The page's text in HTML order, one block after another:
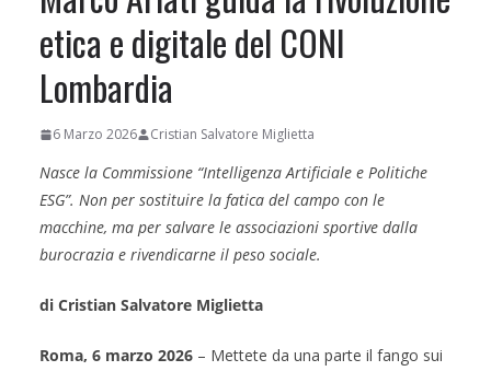
etica e digitale del CONI
Lombardia
6 Marzo 2026 Cristian Salvatore Miglietta
Nasce la Commissione “Intelligenza Artificiale e Politiche
ESG”. Non per sostituire la fatica del campo con le
macchine, ma per salvare le associazioni sportive dalla
burocrazia e rivendicarne il peso sociale.
di Cristian Salvatore Miglietta
Roma, 6 marzo 2026 – Mettete da una parte il fango sui